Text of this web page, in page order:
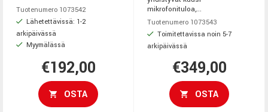
Tuotenumero 1073542
Lähetettävissä: 1-2
arkipäivässä
Myymälässä
€192,00
OSTA
mikrofonituloa,...
Tuotenumero 1073543
Toimitettavissa noin 5-7
arkipäivässä
€349,00
OSTA